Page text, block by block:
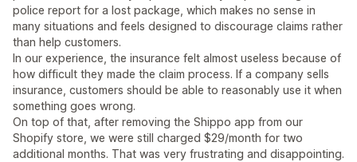
police report for a lost package, which makes no sense in
many situations and feels designed to discourage claims rather
than help customers.
In our experience, the insurance felt almost useless because of
how difficult they made the claim process. If a company sells
insurance, customers should be able to reasonably use it when
something goes wrong.
On top of that, after removing the Shippo app from our
Shopify store, we were still charged $29/month for two
additional months. That was very frustrating and disappointing.